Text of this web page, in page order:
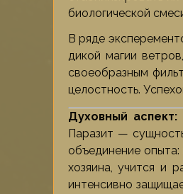
биологической
В ряде
дикой магии
своеобразным
целостность.
Духовный аспект:
Паразит —
объединение опыта:
хозяина, учится и
интенсивно